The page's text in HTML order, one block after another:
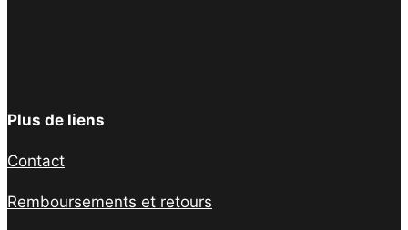
Plus de liens
Contact
Remboursements et retours